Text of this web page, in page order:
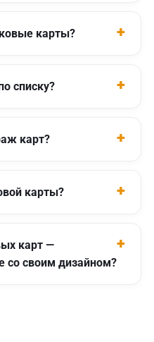
карты?
списку?
карт?
карты?
карт —
со своим дизайном?